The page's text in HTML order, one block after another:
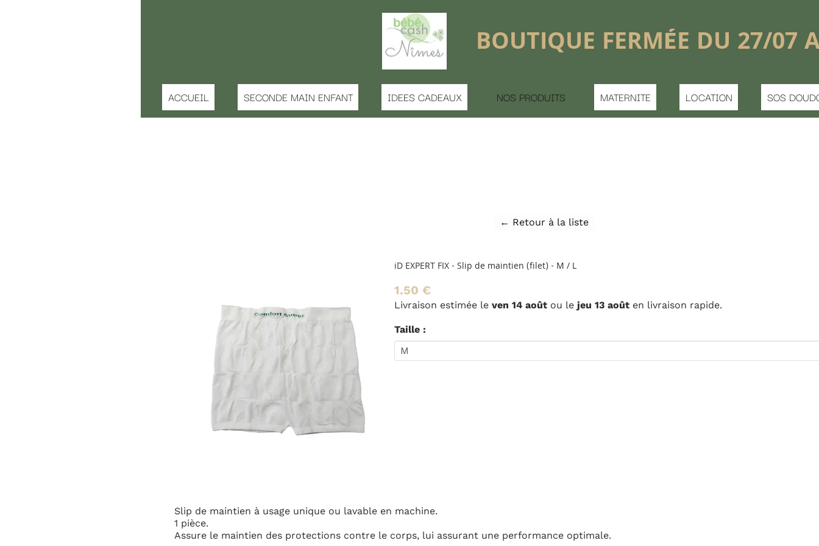
SECONDE MAIN ENFANT IDEES CADEAUX NOS PRODUITS MATERNITE LOCATION SOS DOUDOU PERDU CONTACT
BOUTIQUE FERMÉE DU 27/07 AU 16/08
iD EXPERT FIX - Slip de maintien (filet) - M / L
Livraison estimée le ven 14 aoûtou le jeu 13 août en livraison rapide.
Taille :
Slip de maintien à usage unique ou lavable en machine.
Assure le maintien des protections contre le corps, lui assurant une performance optimale.